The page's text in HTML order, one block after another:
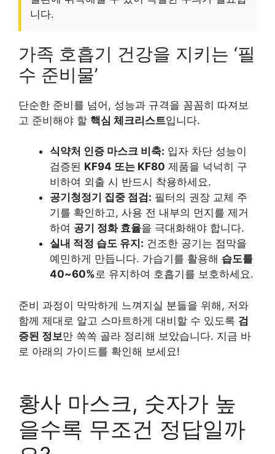
니다.
가족 호흡기 건강을 지키는 ‘필
수 준비물’
단순한 준비를 넘어, 성능과 규격을 꼼꼼히 따져보
고 준비해야 할 핵심 체크리스트입니다.
식약처 인증 마스크 비축: 입자 차단 성능이
검증된 KF94 또는 KF80 제품을 넉넉히 구
비하여 외출 시 반드시 착용하세요.
공기청정기 집중 점검: 필터의 권장 교체 주
기를 확인하고, 사용 전 내부의 먼지를 제거
하여 공기 정화 효율을 극대화해야 합니다.
실내 적정 습도 유지: 건조한 공기는 점막을
예민하게 만듭니다. 가습기를 활용해 습도를
40~60%로 유지하여 호흡기를 보호하세요.
준비 과정이 막막하게 느껴지실 분들을 위해, 저와
함께 제대로 알고 스마트하게 대비할 수 있도록 검
증된 정보만 쏙쏙 골라 정리해 보았습니다. 지금 바
로 아래의 가이드를 확인해 보세요!
황사 마스크, 숫자가 높
을수록 무조건 정답일까